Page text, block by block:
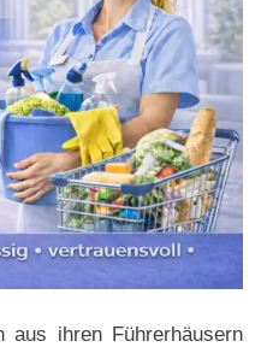
aus ihren Führerhäusern